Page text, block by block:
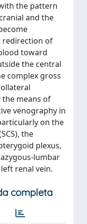
the pattern
and the
redirection of
toward
the central
complex gross
means of
venography in
on the
the
plexus,
lumbar
renal vein.
completa